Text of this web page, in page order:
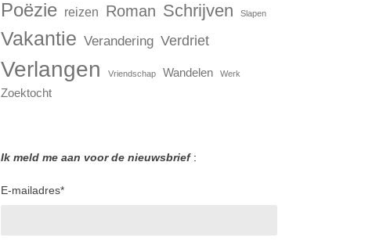
Poëzie reizen Roman Schrijven Slapen
Vakantie Verandering Verdriet
Verlangen Vriendschap Wandelen Werk
Zoektocht
Ik meld me aan voor de nieuwsbrief:
E-mailadres*